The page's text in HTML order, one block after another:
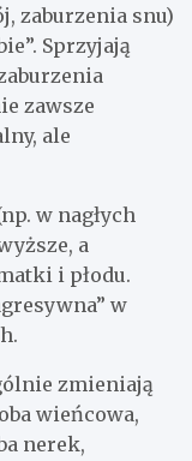
zaburzenia snu)
Sprzyjają
zawsze
ale
w nagłych
a
i płodu.
w
zmieniają
wieńcowa,
nerek,